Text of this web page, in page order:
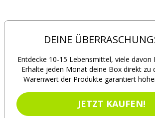
DEINE
Entdecke 10-15 Lebensmittel, viele davon
Erhalte jeden Monat deine Box direkt zu
Warenwert der Produkte garantiert
JETZT KAUFEN!